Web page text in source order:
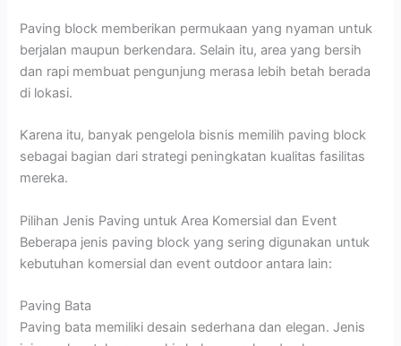
Paving block memberikan permukaan yang nyaman untuk
berjalan maupun berkendara. Selain itu, area yang bersih
dan rapi membuat pengunjung merasa lebih betah berada
di lokasi.
Karena itu, banyak pengelola bisnis memilih paving block
sebagai bagian dari strategi peningkatan kualitas fasilitas
mereka.
Pilihan Jenis Paving untuk Area Komersial dan Event
Beberapa jenis paving block yang sering digunakan untuk
kebutuhan komersial dan event outdoor antara lain:
Paving Bata
Paving bata memiliki desain sederhana dan elegan. Jenis